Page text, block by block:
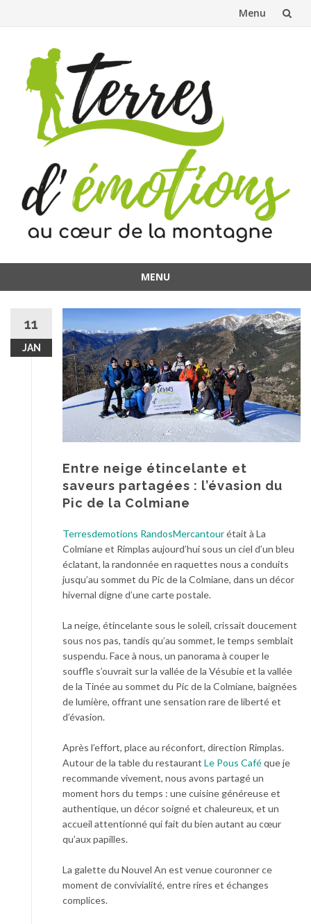
Menu
contenu
MENU
contenu
11
JAN
Entre neige étincelante et
saveurs partagées : l’évasion du
Pic de la Colmiane
Terresdemotions RandosMercantourétait à La
Colmiane et Rimplas aujourd’hui sous un ciel d’un bleu
éclatant, la randonnée en raquettes nous a conduits
jusqu’au sommet du Pic de la Colmiane, dans un décor
hivernal digne d’une carte postale.
La neige, étincelante sous le soleil, crissait doucement
sous nos pas, tandis qu’au sommet, le temps semblait
suspendu. Face à nous, un panorama à couper le
souffle s’ouvrait sur la vallée de la Vésubie et la vallée
de la Tinée au sommet du Pic de la Colmiane, baignées
de lumière, offrant une sensation rare de liberté et
d’évasion.
Après l’effort, place au réconfort, direction Rimplas.
Autour de la table du restaurant Le Pous Caféque je
recommande vivement, nous avons partagé un
moment hors du temps : une cuisine généreuse et
authentique, un décor soigné et chaleureux, et un
accueil attentionné qui fait du bien autant au cœur
qu’aux papilles.
La galette du Nouvel An est venue couronner ce
moment de convivialité, entre rires et échanges
complices.